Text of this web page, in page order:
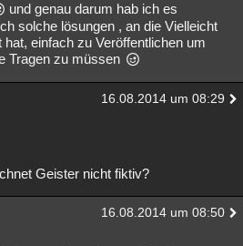
und genau darum hab ich es
solche lösungen , an die Vielleicht
einfach zu Veröffentlichen um
Tragen zu müssen
16.08.2014 um 08:29
Geister nicht fiktiv?
16.08.2014 um 08:50